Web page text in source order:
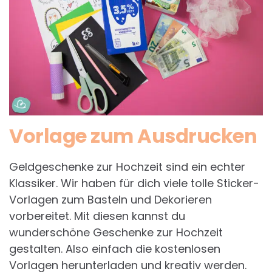
Vorlage zum Ausdrucken
Geldgeschenke zur Hochzeit sind ein echter
Klassiker. Wir haben für dich viele tolle Sticker-
Vorlagen zum Basteln und Dekorieren
vorbereitet. Mit diesen kannst du
wunderschöne Geschenke zur Hochzeit
gestalten. Also einfach die kostenlosen
Vorlagen herunterladen und kreativ werden.